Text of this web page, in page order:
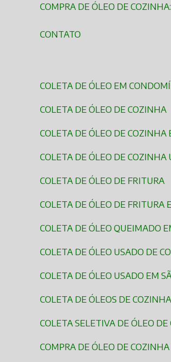
COMPRA DE ÓLEO DE
CONTATO
COLETA DE ÓLEO EM
COLETA DE ÓLEO DE COZINHA
COLETA DE ÓLEO DE
COLETA DE ÓLEO DE
COLETA DE ÓLEO DE FRITURA
COLETA DE ÓLEO DE
COLETA DE ÓLEO QUEIMADO
COLETA DE ÓLEO USADO DE
COLETA DE ÓLEO USADO EM
COLETA DE ÓLEOS DE COZINHA
COLETA SELETIVA DE ÓLEO
COMPRA DE ÓLEO DE